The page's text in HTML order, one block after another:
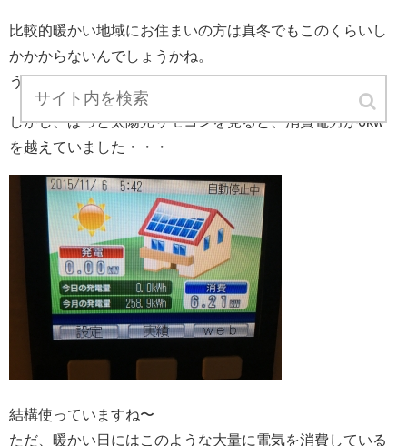
比較的暖かい地域にお住まいの方は真冬でもこのくらいし
かかからないんでしょうかね。
うらやましい限りですo(｀ω´ )o
しかし、ぱっと太陽光リモコンを見ると、消費電力が6kw
を越えていました・・・
結構使っていますね〜
ただ、暖かい日にはこのような大量に電気を消費している